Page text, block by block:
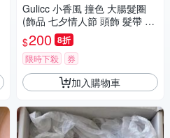
Gulicc 小香風 撞色 大腸髮圈
(飾品 七夕情人節 頭飾 髮帶 髮
箍 生日禮物 主題穿搭 約會 )
$200 8折
限時下殺 券
加入購物車